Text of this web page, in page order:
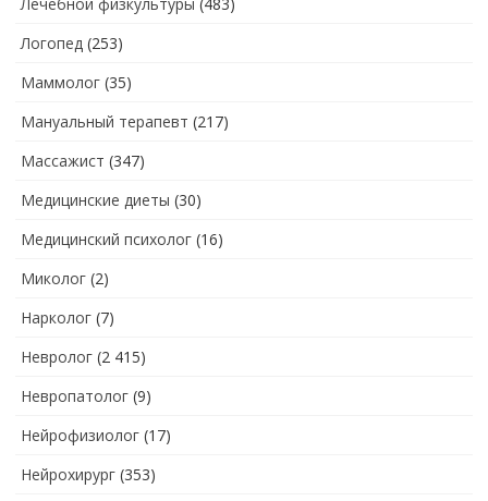
Логопед (253)
Маммолог (35)
Мануальный терапевт (217)
Массажист (347)
Медицинские диеты (30)
Медицинский психолог (16)
Миколог (2)
Нарколог (7)
Невролог (2 415)
Невропатолог (9)
Нейрофизиолог (17)
Нейрохирург (353)